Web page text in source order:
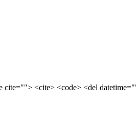
<cite> <code> <del